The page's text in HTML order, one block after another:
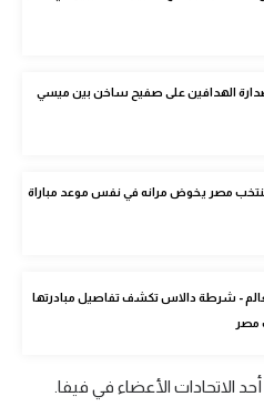
الهدافين على صفيح ساخن بين ميسي
مصر يخوض مرانه في نفس موعد مباراة
- شرطة دالاس تكشف تفاصيل مبادرتها
مصر
الاتحادات الأعضاء في فيفا.